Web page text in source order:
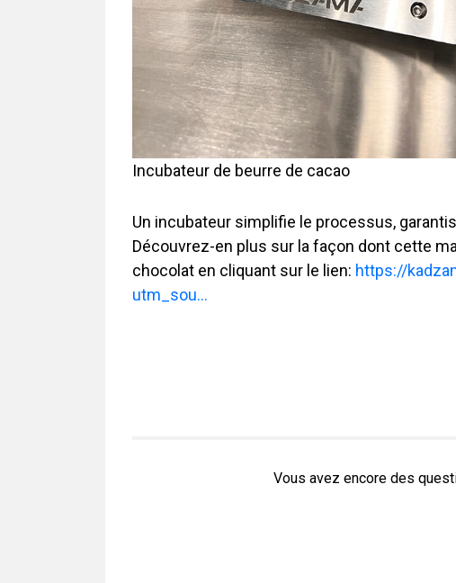
Incubateur de beurre de cacao
Un incubateur simplifie le processus,
Découvrez-en plus sur la façon dont cette
chocolat en cliquant sur le lien: https://
utm_sou...
Vous avez encore des